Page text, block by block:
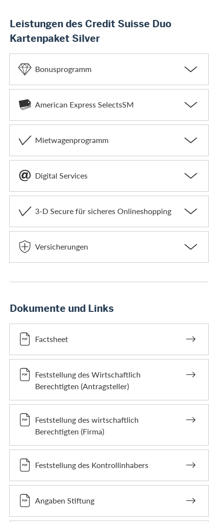
Leistungen des Credit Suisse Duo
Kartenpaket Silver
Bonusprogramm
American Express SelectsSM
Mietwagenprogramm
Digital Services
3-D Secure für sicheres Onlineshopping
Versicherungen
Dokumente und Links
Factsheet
Feststellung des Wirtschaftlich
Berechtigten (Antragsteller)
Feststellung des wirtschaftlich
Berechtigten (Firma)
Feststellung des Kontrollinhabers
Angaben Stiftung